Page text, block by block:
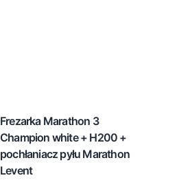
Frezarka Marathon 3
Champion white + H200 +
pochłaniacz pyłu Marathon
Levent